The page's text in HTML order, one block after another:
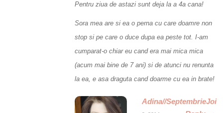
Pentru ziua de astazi sunt deja la a 4a cana!
Sora mea are si ea o perna cu care doamre non
stop si pe care o duce dupa ea peste tot. I-am
cumparat-o chiar eu cand era mai mica mica
(acum mai bine de 7 ani) si de atunci nu renunta
la ea, e asa draguta cand doarme cu ea in brate!
Adina//SeptembrieJoi